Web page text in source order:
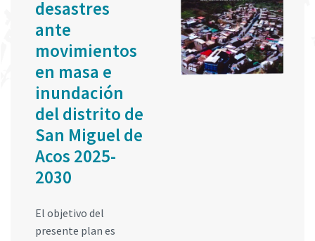
desastres
ante
movimientos
en masa e
inundación
del distrito de
San Miguel de
Acos 2025-
2030
El objetivo del
presente plan es